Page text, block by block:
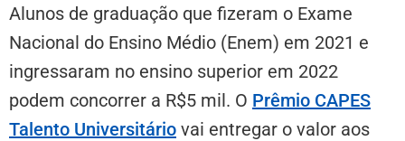
Alunos de graduação que fizeram o Exame
Nacional do Ensino Médio (Enem) em 2021 e
ingressaram no ensino superior em 2022
podem concorrer a R$5 mil. O Prêmio CAPES
Talento Universitário vai entregar o valor aos